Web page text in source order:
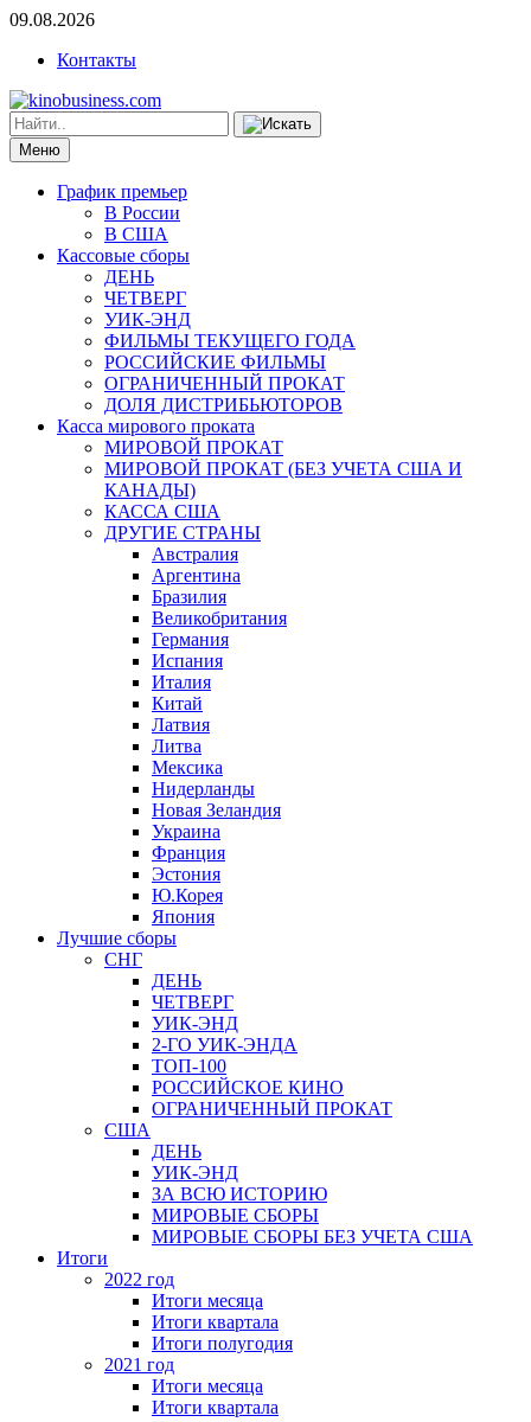
09.08.2026
Контакты
Меню
График премьер
В России
В США
Кассовые сборы
ДЕНЬ
ЧЕТВЕРГ
УИК-ЭНД
ФИЛЬМЫ ТЕКУЩЕГО ГОДА
РОССИЙСКИЕ ФИЛЬМЫ
ОГРАНИЧЕННЫЙ ПРОКАТ
ДОЛЯ ДИСТРИБЬЮТОРОВ
Касса мирового проката
МИРОВОЙ ПРОКАТ
МИРОВОЙ ПРОКАТ (БЕЗ УЧЕТА США И
КАНАДЫ)
КАССА США
ДРУГИЕ СТРАНЫ
Австралия
Аргентина
Бразилия
Великобритания
Германия
Испания
Италия
Китай
Латвия
Литва
Мексика
Нидерланды
Новая Зеландия
Украина
Франция
Эстония
Ю.Корея
Япония
Лучшие сборы
СНГ
ДЕНЬ
ЧЕТВЕРГ
УИК-ЭНД
2-ГО УИК-ЭНДА
ТОП-100
РОССИЙСКОЕ КИНО
ОГРАНИЧЕННЫЙ ПРОКАТ
США
ДЕНЬ
УИК-ЭНД
ЗА ВСЮ ИСТОРИЮ
МИРОВЫЕ СБОРЫ
МИРОВЫЕ СБОРЫ БЕЗ УЧЕТА США
Итоги
2022 год
Итоги месяца
Итоги квартала
Итоги полугодия
2021 год
Итоги месяца
Итоги квартала